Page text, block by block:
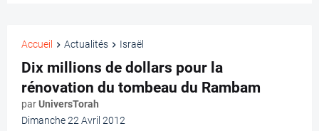
Accueil Actualités Israël
Dix millions de dollars pour la
rénovation du tombeau du Rambam
parUniversTorah
Dimanche 22 Avril 2012